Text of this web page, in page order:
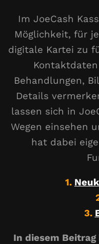
Im JoeCash
Möglichkeit, für
digitale Kartei zu
Behandlungen,
Details
lassen sich in
Wegen einsehen
hat dabei
1.
3.
In diesem